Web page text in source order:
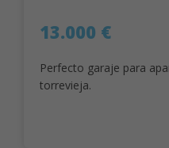
13.000 €
Perfecto garaje para
torrevieja.